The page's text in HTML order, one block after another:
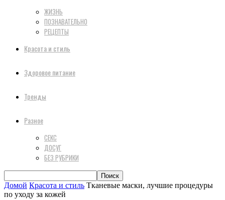
ЖИЗНЬ
ПОЗНАВАТЕЛЬНО
РЕЦЕПТЫ
Красота и стиль
Здоровое питание
Тренды
Разное
СЕКС
ДОСУГ
БЕЗ РУБРИКИ
Домой Красота и стиль Тканевые маски, лучшие процедуры
по уходу за кожей